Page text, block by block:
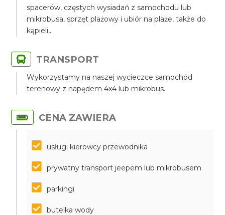
spacerów, częstych wysiadań z samochodu lub
mikrobusa, sprzęt plażowy i ubiór na plaże, także do
kąpieli,.
TRANSPORT
Wykorzystamy na naszej wycieczce samochód
terenowy z napędem 4x4 lub mikrobus.
CENA ZAWIERA
usługi kierowcy przewodnika
prywatny transport jeepem lub mikrobusem
parkingi
butelka wody